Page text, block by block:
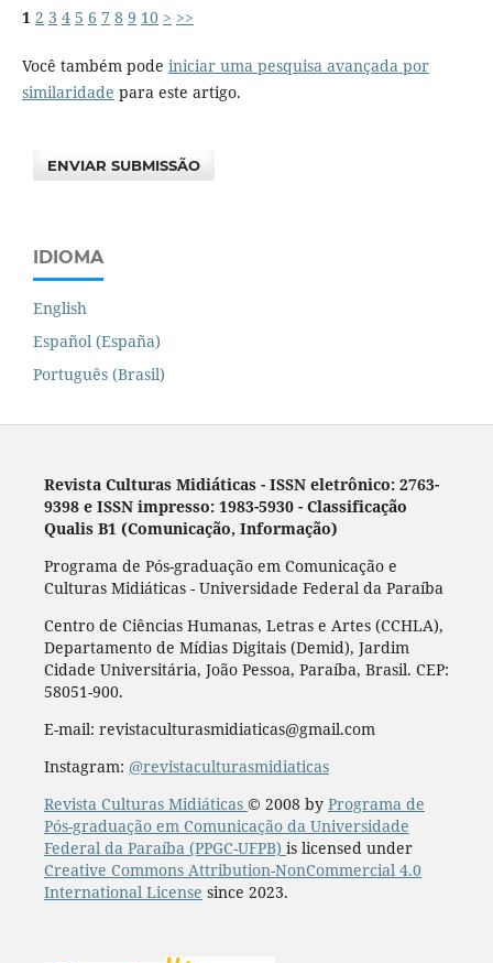
1 2 3 4 5 6 7 8 9 10 > >>
Você também pode iniciar uma pesquisa avançada por
similaridade para este artigo.
ENVIAR SUBMISSÃO
IDIOMA
English
Español (España)
Português (Brasil)
Revista Culturas Midiáticas - ISSN eletrônico: 2763-
9398 e ISSN impresso: 1983-5930 - Classificação
Qualis B1 (Comunicação, Informação)
Programa de Pós-graduação em Comunicação e
Culturas Midiáticas - Universidade Federal da Paraíba
Centro de Ciências Humanas, Letras e Artes (CCHLA),
Departamento de Mídias Digitais (Demid), Jardim
Cidade Universitária, João Pessoa, Paraíba, Brasil. CEP:
58051-900.
E-mail: revistaculturasmidiaticas@gmail.com
Instagram: @revistaculturasmidiaticas
Revista Culturas Midiáticas © 2008 by Programa de
Pós-graduação em Comunicação da Universidade
Federal da Paraíba (PPGC-UFPB) is licensed under
Creative Commons Attribution-NonCommercial 4.0
International License since 2023.